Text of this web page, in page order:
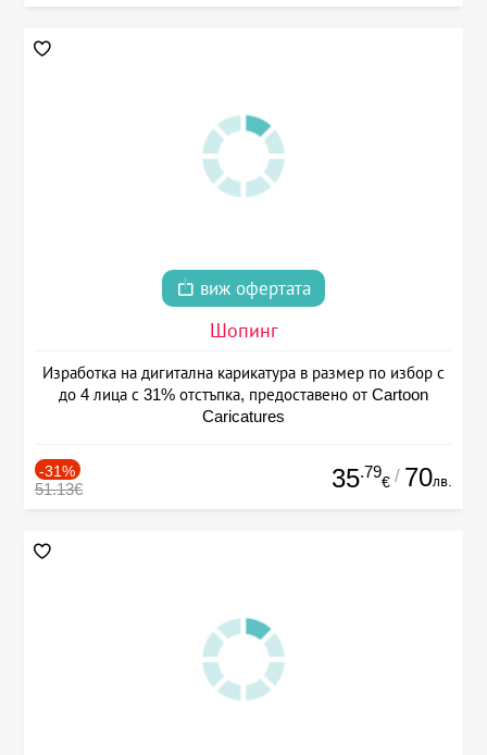
виж офертата
Шопинг
Изработка на дигитална карикатура в размер по избор с
до 4 лица с 31% отстъпка, предоставено от Cartoon
Caricatures
-31%
51.13€ 35.79
€ / 70лв.